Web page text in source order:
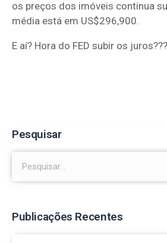
os preços dos imóveis continua
média está em US$296,900.
E aí? Hora do FED subir os juros???
Pesquisar
Publicações Recentes